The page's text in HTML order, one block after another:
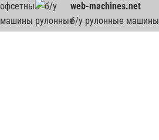
web-machines.net
б/у рулонные машины